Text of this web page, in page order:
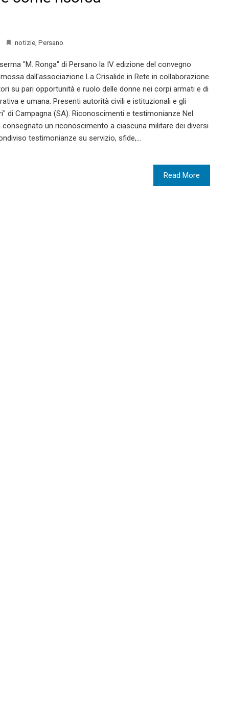
notizie Persano
"M. Ronga" di Persano la IV edizione del convegno
dall'associazione La Crisalide in Rete in collaborazione
su pari opportunità e ruolo delle donne nei corpi armati e di
e umana. Presenti autorità civili e istituzionali e gli
di Campagna (SA). Riconoscimenti e testimonianze Nel
un riconoscimento a ciascuna militare dei diversi
testimonianze su servizio, sfide,…
Read More